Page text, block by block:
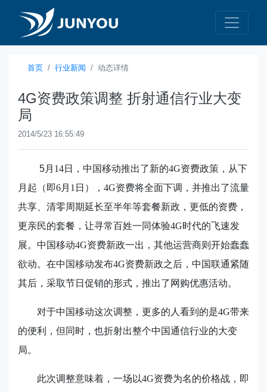
首页 行业新闻 动态详情
4G资费政策调整 折射通信行业大变
局
2014/5/23 16:55:49
5月14日，中国移动推出了新的4G资费政策，从下
月起（即6月1 日），4G资费将全面下调，并推出了流量
共享、清零周期延长至半年等套餐新政，更低的资费，
更亲民的套餐，让寻常百姓一同体验4G时代的飞速发
展。中国移动4G资费新政一出，其他运营商则开始蠢蠢
欲动。在中国移动发布4G资费新政之后，中国联通紧随
其后，采取节日促销的形式，推出了网购优惠活动。
对于中国移动这次调整，更多的人看到的是4G带来
的便利，但同时，也折射出整个中国通信行业的大变
局。
此次调整意味着，一场以4G资费为名的价格战，即